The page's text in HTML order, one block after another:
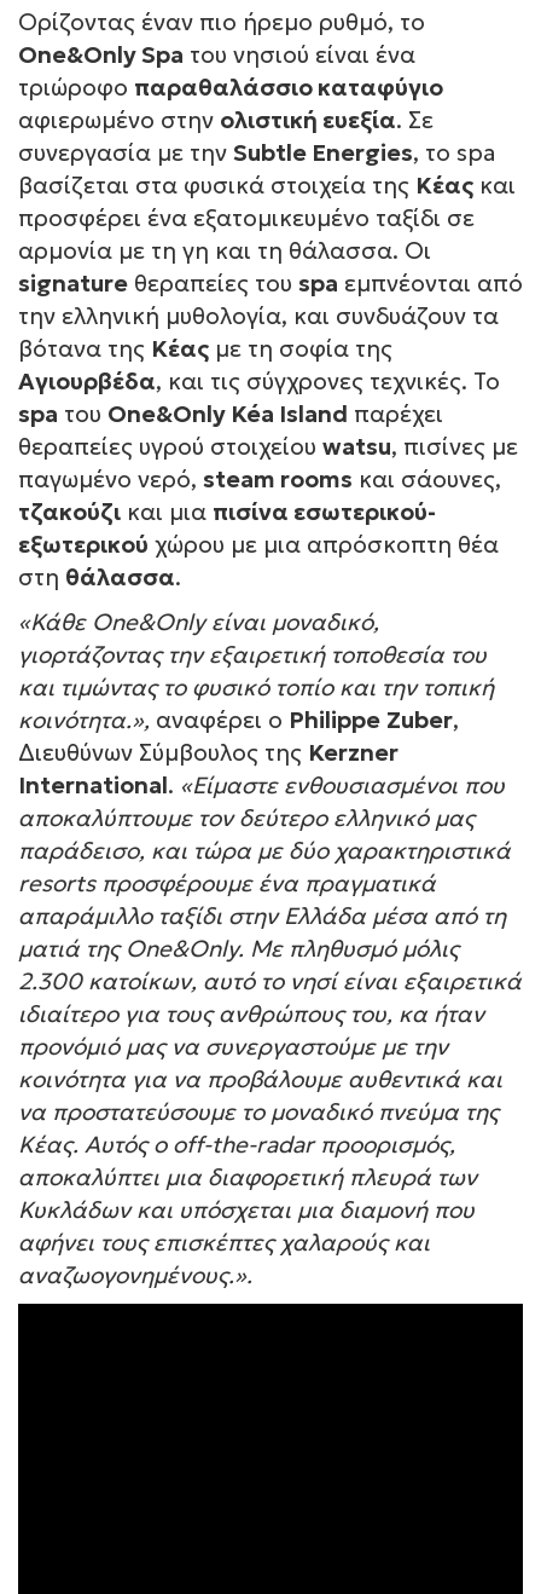
Ορίζοντας έναν πιο ήρεμο ρυθμό, το
One&Only Spa του νησιού είναι ένα
τριώροφο παραθαλάσσιο καταφύγιο
αφιερωμένο στην ολιστική ευεξία. Σε
συνεργασία με την Subtle Energies, το spa
βασίζεται στα φυσικά στοιχεία της Κέας και
προσφέρει ένα εξατομικευμένο ταξίδι σε
αρμονία με τη γη και τη θάλασσα. Οι
signature θεραπείες του spa εμπνέονται από
την ελληνική μυθολογία, και συνδυάζουν τα
βότανα της Κέας με τη σοφία της
Αγιουρβέδα, και τις σύγχρονες τεχνικές. Το
spa του One&Only Kéa Island παρέχει
θεραπείες υγρού στοιχείου watsu, πισίνες με
παγωμένο νερό, steam rooms και σάουνες,
τζακούζι και μια πισίνα εσωτερικού-
εξωτερικού χώρου με μια απρόσκοπτη θέα
στη θάλασσα.
«Κάθε One&Only είναι μοναδικό,
γιορτάζοντας την εξαιρετική τοποθεσία του
και τιμώντας το φυσικό τοπίο και την τοπική
κοινότητα.», αναφέρει ο Philippe Zuber,
Διευθύνων Σύμβουλος της Kerzner
International. «Είμαστε ενθουσιασμένοι που
αποκαλύπτουμε τον δεύτερο ελληνικό μας
παράδεισο, και τώρα με δύο χαρακτηριστικά
resorts προσφέρουμε ένα πραγματικά
απαράμιλλο ταξίδι στην Ελλάδα μέσα από τη
ματιά της One&Only. Με πληθυσμό μόλις
2.300 κατοίκων, αυτό το νησί είναι εξαιρετικά
ιδιαίτερο για τους ανθρώπους του, κα ήταν
προνόμιό μας να συνεργαστούμε με την
κοινότητα για να προβάλουμε αυθεντικά και
να προστατεύσουμε το μοναδικό πνεύμα της
Κέας. Αυτός ο off-the-radar προορισμός,
αποκαλύπτει μια διαφορετική πλευρά των
Κυκλάδων και υπόσχεται μια διαμονή που
αφήνει τους επισκέπτες χαλαρούς και
αναζωογονημένους.».